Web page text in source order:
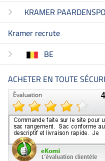
KRAMER
Kramer recrute
BE
ACHETER EN TOUTE